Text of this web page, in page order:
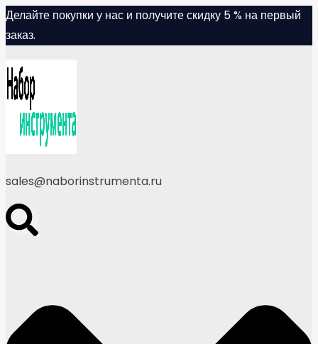
Skip
to
Делайте покупки у нас и получите скидку 5 % на первый
заказ.
sales@naborinstrumenta.ru